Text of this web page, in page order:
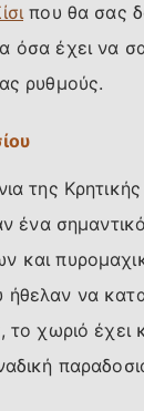
που θα σας
όσα έχει να
ρυθμούς.
της
ένα
και
να
το χωριό έχει